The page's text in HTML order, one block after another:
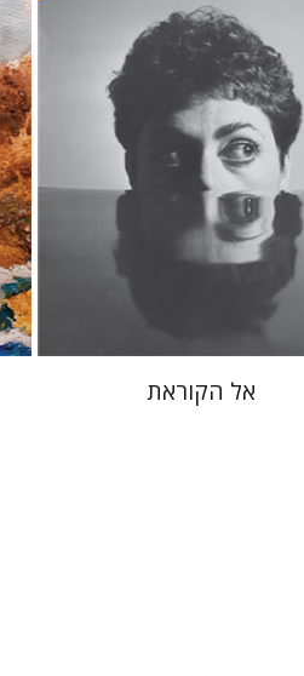
הנחת אתר ספר מודפס
אל הקוראת